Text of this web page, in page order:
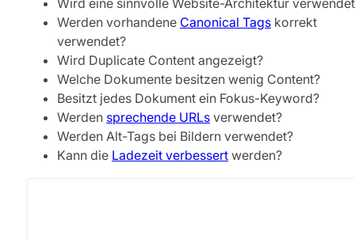
Werden vorhandene Canonical Tags korrekt
verwendet?
Wird Duplicate Content angezeigt?
Welche Dokumente besitzen wenig Content?
Besitzt jedes Dokument ein Fokus-Keyword?
Werden sprechende URLs verwendet?
Werden Alt-Tags bei Bildern verwendet?
Kann die Ladezeit verbessert werden?